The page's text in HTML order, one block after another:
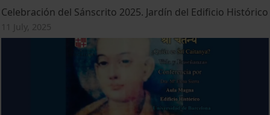
Celebración del Sánscrito 2025. Jardín del Edificio Histórico
11 July, 2025